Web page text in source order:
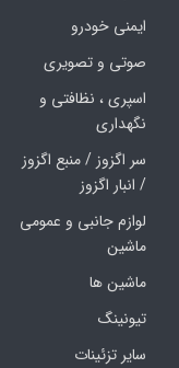
ایمنی خودرو
صوتی و تصویری
اسپری ، نظافتی و
نگهداری
سر اگزوز / منبع اگزوز
/ انبار اگزوز
لوازم جانبی و عمومی
ماشین
ماشین ها
تیونینگ
سایر تزئینات